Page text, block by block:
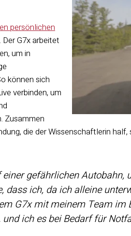
persönlichen
G7x arbeitet
um in
können sich
verbinden, um
. Zusammen
die der Wissenschaftlerin
gefährlichen
dass ich, da ich alleine
G7x mit meinem Team im
ich es bei Bedarf für